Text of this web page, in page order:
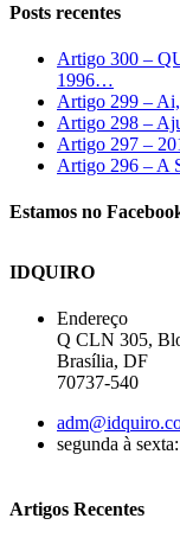
Posts recentes
Artigo 300 –
1996…
Artigo 299 –
Artigo 298 –
Artigo 297 –
Artigo 296 – A
Estamos no
IDQUIRO
Endereço
Q CLN 305,
Brasília, DF
70737-540
segunda à
Artigos Recentes